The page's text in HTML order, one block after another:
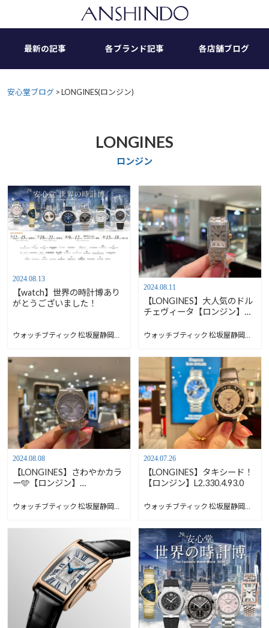
最新の記事 各ブランド記事 各店舗ブログ
安心堂ブログ >LONGINES(ロンジン)
LONGINES
ロンジン
2024.08.13
【watch】世界の時計博あり
がとうございました！
2024.08.11
【LONGINES】大人気のドル
チェヴィータ【ロンジン】
2024.08.08
【LONGINES】さわやかカラ
ー🩵【ロンジン】
2024.07.26
【LONGINES】タキシード！
【ロンジン】L2.330.4.93.0